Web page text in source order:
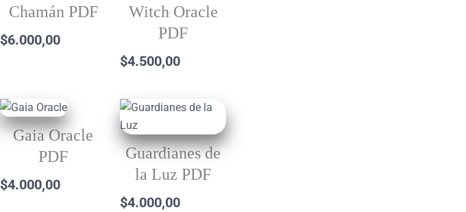
Chamán PDF
$6.000,00
Witch Oracle
PDF
$4.500,00
Gaia Oracle
PDF
$4.000,00
Guardianes de
la Luz PDF
$4.000,00